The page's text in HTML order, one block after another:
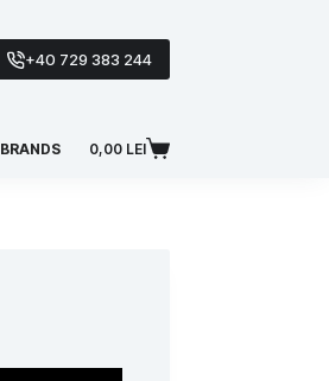
+40 729 383 244
BRANDS 0,00 LEI